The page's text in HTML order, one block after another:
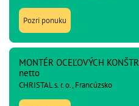
Pozri ponuku
MONTÉR OCEĽOVÝCH
netto
CHRISTAL s. r. o., Francúzsko